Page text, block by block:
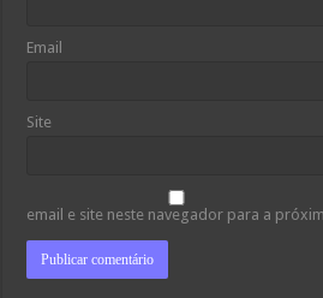
Email
Site
email e site neste navegador para a